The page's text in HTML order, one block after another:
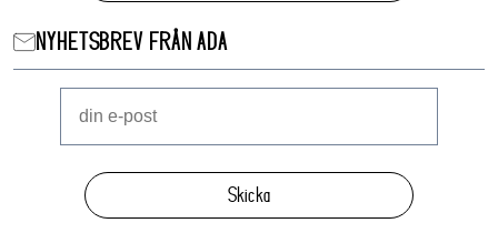
NYHETSBREV FRÅN ADA
Skicka